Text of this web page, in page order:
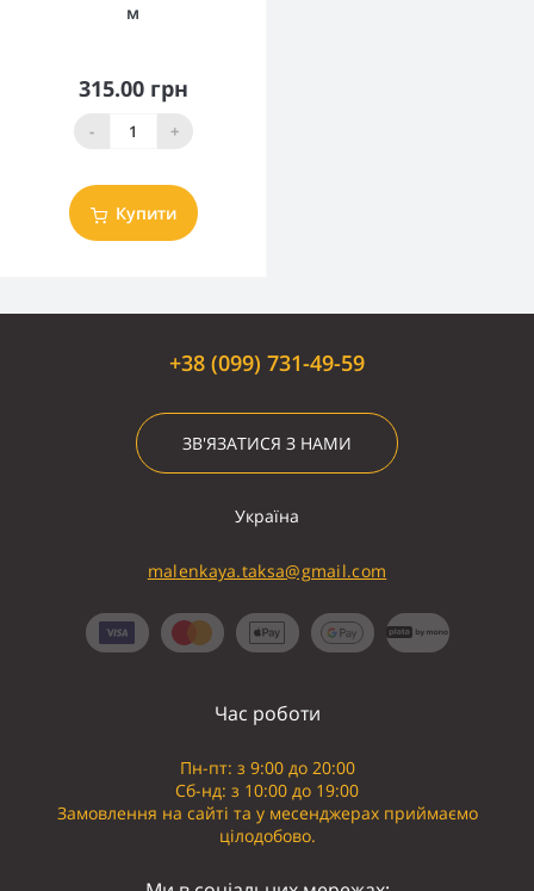
м
315.00 грн
- +
Купити
+38 (099) 731-49-59
ЗВ'ЯЗАТИСЯ З НАМИ
Україна
malenkaya.taksa@gmail.com
Час роботи
Пн-пт: з 9:00 до 20:00
Сб-нд: з 10:00 до 19:00
Замовлення на сайті та у месенджерах приймаємо
цілодобово.